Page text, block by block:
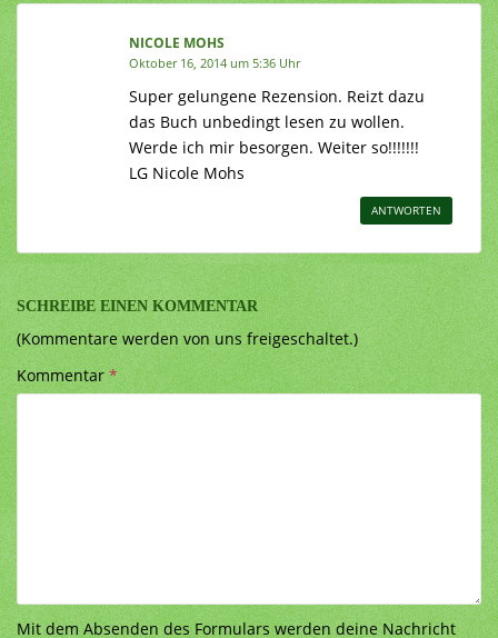
NICOLE MOHS
Oktober 16, 2014 um 5:36 Uhr
Super gelungene Rezension. Reizt dazu
das Buch unbedingt lesen zu wollen.
Werde ich mir besorgen. Weiter so!!!!!!!
LG Nicole Mohs
ANTWORTEN
SCHREIBE EINEN KOMMENTAR
(Kommentare werden von uns freigeschaltet.)
Kommentar*
Mit dem Absenden des Formulars werden deine Nachricht